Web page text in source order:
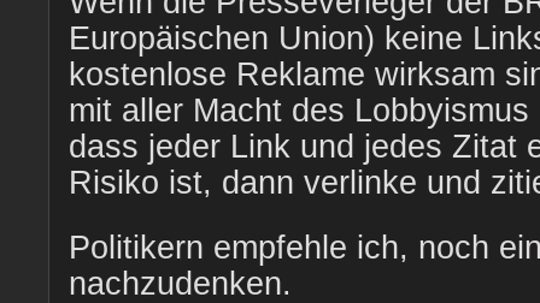
Europäischen Union) keine
kostenlose Reklame wirksam
mit aller Macht des
dass jeder Link und jedes Zitat
Risiko ist, dann verlinke und
Politikern empfehle ich, noch
nachzudenken.